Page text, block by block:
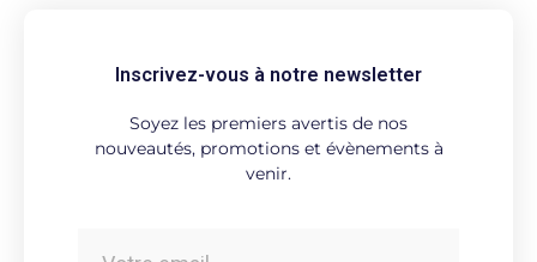
Inscrivez-vous à notre newsletter
Soyez les premiers avertis de nos
nouveautés, promotions et évènements à
venir.